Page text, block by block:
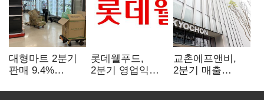
대형마트 2분기
판매 9.4%
사태 여파
롯데웰푸드,
2분기 영업익
사업이 실적 견인
교촌에프앤비,
2분기 매출
전년보다 4.9%↑